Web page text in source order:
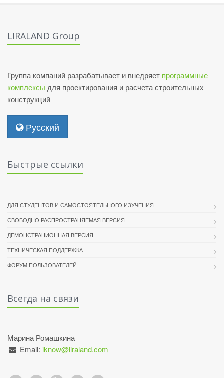
LIRALAND Group
Группа компаний разрабатывает и внедряет программные
комплексы для проектирования и расчета строительных
конструкций
Русский
Быстрые ссылки
ДЛЯ СТУДЕНТОВ И САМОСТОЯТЕЛЬНОГО ИЗУЧЕНИЯ
СВОБОДНО РАСПРОСТРАНЯЕМАЯ ВЕРСИЯ
ДЕМОНСТРАЦИОННАЯ ВЕРСИЯ
ТЕХНИЧЕСКАЯ ПОДДЕРЖКА
ФОРУМ ПОЛЬЗОВАТЕЛЕЙ
Всегда на связи
Марина Ромашкина
Email: iknow@liraland.com